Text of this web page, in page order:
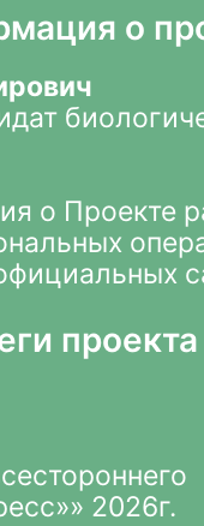
о
о Проекте
проекта
2026г.